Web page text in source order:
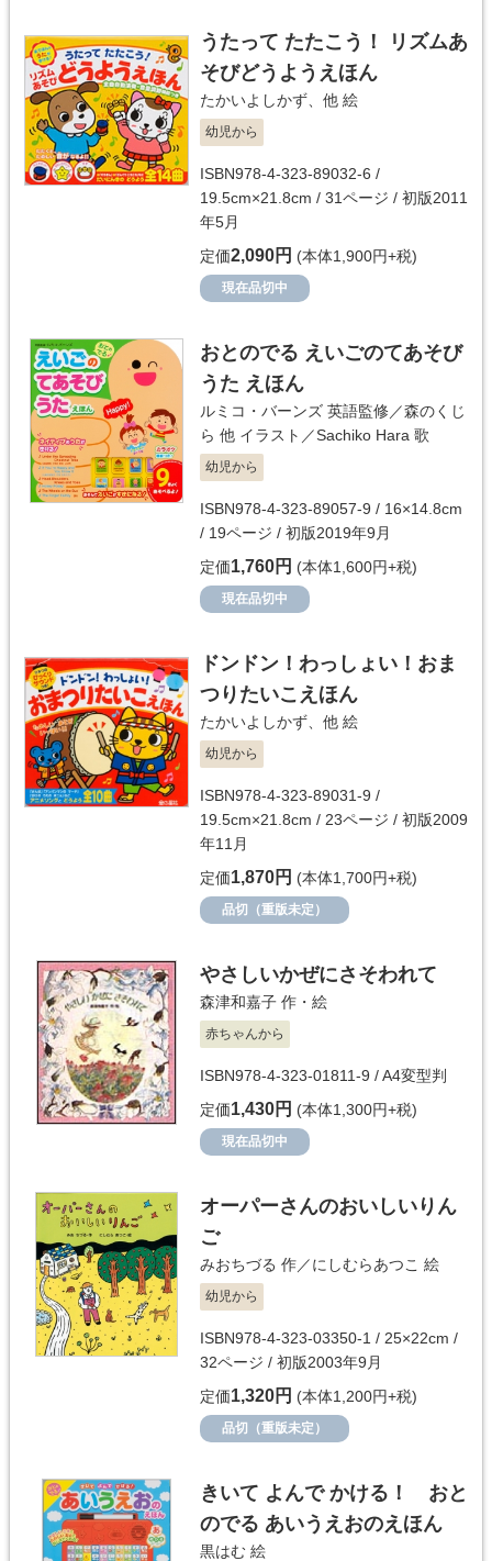
うたって たたこう！ リズムあ
そびどうようえほん
たかいよしかず 、他 絵
幼児から
ISBN978-4-323-89032-6 /
19.5cm×21.8cm / 31ページ / 初版2011
年5月
定価2,090円 (本体1,900円+税)
現在品切中
おとのでる えいごのてあそび
うた えほん
ルミコ・バーンズ 英語監修／森のくじ
ら 他 イラスト／Sachiko Hara 歌
幼児から
ISBN978-4-323-89057-9 / 16×14.8cm
/ 19ページ / 初版2019年9月
定価1,760円 (本体1,600円+税)
現在品切中
ドンドン！わっしょい！おま
つりたいこえほん
たかいよしかず 、他 絵
幼児から
ISBN978-4-323-89031-9 /
19.5cm×21.8cm / 23ページ / 初版2009
年11月
定価1,870円 (本体1,700円+税)
品切（重版未定）
やさしいかぜにさそわれて
森津和嘉子 作・絵
赤ちゃんから
ISBN978-4-323-01811-9 / A4変型判
定価1,430円 (本体1,300円+税)
現在品切中
オーパーさんのおいしいりん
ご
みおちづる 作／にしむらあつこ 絵
幼児から
ISBN978-4-323-03350-1 / 25×22cm /
32ページ / 初版2003年9月
定価1,320円 (本体1,200円+税)
品切（重版未定）
きいて よんで かける！ おと
のでる あいうえおのえほん
黒はむ 絵